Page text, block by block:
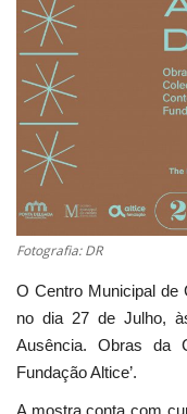
Estatuto Editorial
Saúde
Ficha técnica
Cultura
Lazer
Ambiente
Fotografia: DR
O Centro Municipal de
no dia 27 de Julho,
Ausência. Obras da
Fundação Altice’.
A mostra conta com